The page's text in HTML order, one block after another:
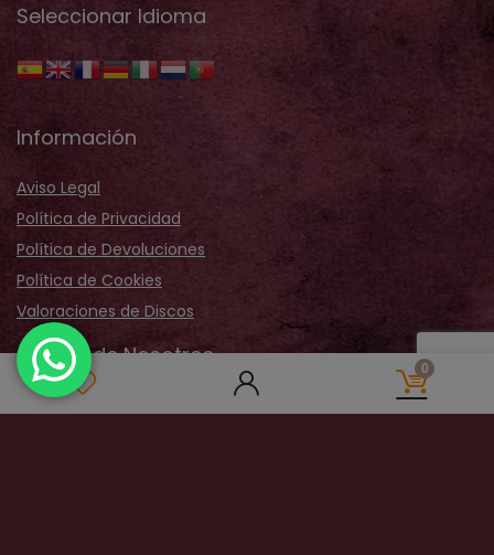
0
Seleccionar Idioma
Información
Aviso Legal
Política de Privacidad
Política de Devoluciones
Política de Cookies
Valoraciones de Discos
Acerca de Nosotros
Sobre Nosotros